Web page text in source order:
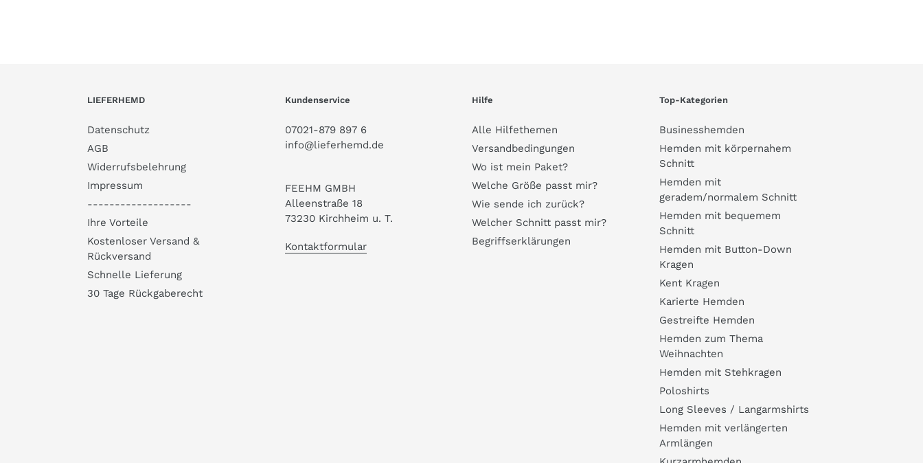
LIEFERHEMD
Datenschutz
AGB
Widerrufsbelehrung
Impressum
-------------------
Ihre Vorteile
Kostenloser Versand &
Rückversand
Schnelle Lieferung
30 Tage Rückgaberecht
Kundenservice
07021-879 897 6
info@lieferhemd.de
FEEHM GMBH
Alleenstraße 18
73230 Kirchheim u. T.
Kontaktformular
Hilfe
Alle Hilfethemen
Versandbedingungen
Wo ist mein Paket?
Welche Größe passt mir?
Wie sende ich zurück?
Welcher Schnitt passt mir?
Begriffserklärungen
Top-Kategorien
Businesshemden
Hemden mit körpernahem
Schnitt
Hemden mit
geradem/normalem Schnitt
Hemden mit bequemem
Schnitt
Hemden mit Button-Down
Kragen
Kent Kragen
Karierte Hemden
Gestreifte Hemden
Hemden zum Thema
Weihnachten
Hemden mit Stehkragen
Poloshirts
Long Sleeves / Langarmshirts
Hemden mit verlängerten
Armlängen